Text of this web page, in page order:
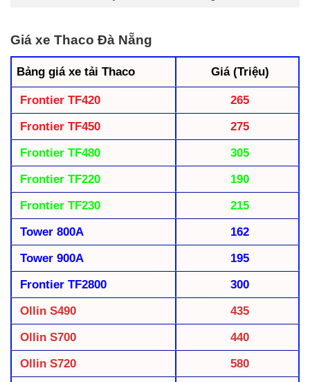
Giá xe Thaco Đà Nẵng
Bảng giá xe tải Thaco Giá (Triệu)
Frontier TF420
265
Frontier TF450
275
Frontier TF480
305
Frontier TF220
190
Frontier TF230
215
Tower 800A
162
Tower 900A
195
Frontier TF2800
300
Ollin S490
435
Ollin S700
440
Ollin S720
580